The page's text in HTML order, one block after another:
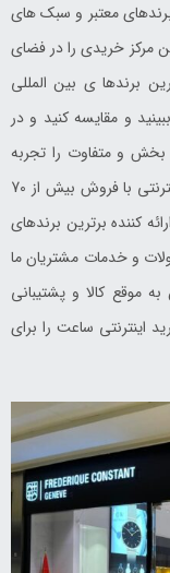
معتبر و سبک های
مرکز خریدی را در فضای
برندها ی بین المللی
و مقایسه کنید و در
بخش و متفاوت را تجربه
کنید ساعت مال بزرگترین و معتبر ترین فروشگاه اینترنتی با فروش بیش از 70
کننده برترین برندهای
و خدمات مشتریان ما
موقع کالا و پشتیبانی
اینترنتی ساعت را برای